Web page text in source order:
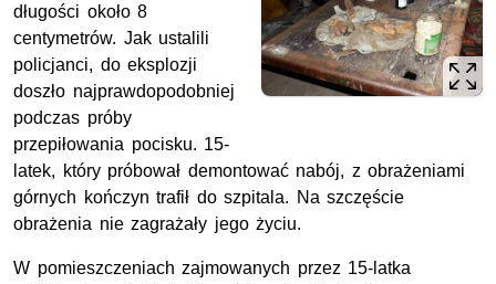
długości około 8
centymetrów. Jak ustalili
policjanci, do eksplozji
doszło najprawdopodobniej
podczas próby
przepiłowania pocisku. 15-
latek, który próbował demontować nabój, z obrażeniami
górnych kończyn trafił do szpitala. Na szczęście
obrażenia nie zagrażały jego życiu.
W pomieszczeniach zajmowanych przez 15-latka